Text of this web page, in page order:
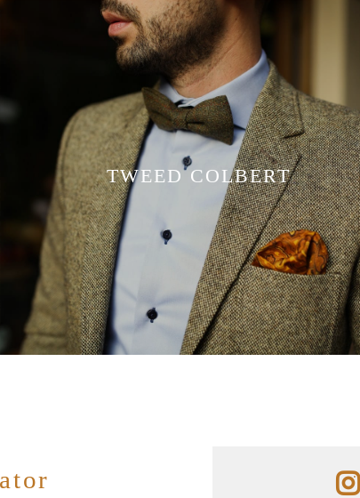
MEER MAATWERK
Overhemd
Tweed colbert
Driedelig
Overjas
Gilet
Smoking
TWEED COLBERT